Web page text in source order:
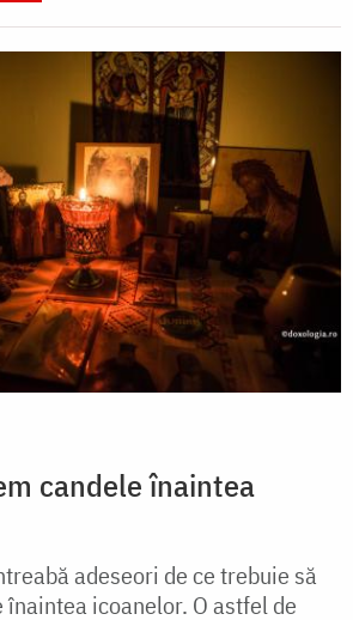
candele înaintea
adeseori de ce trebuie să
icoanelor. O astfel de